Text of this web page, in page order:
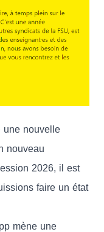
une nouvelle
nouveau
2026, il est
faire un état
mène une